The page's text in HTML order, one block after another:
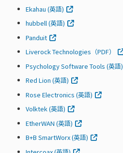
Ekahau (英語)
hubbell (英語)
Panduit
Liverock Technologies（PDF）
Psychology Software Tools (英語)
Red Lion (英語)
Rose Electronics (英語)
Volktek (英語)
EtherWAN (英語)
B+B SmartWorx (英語)